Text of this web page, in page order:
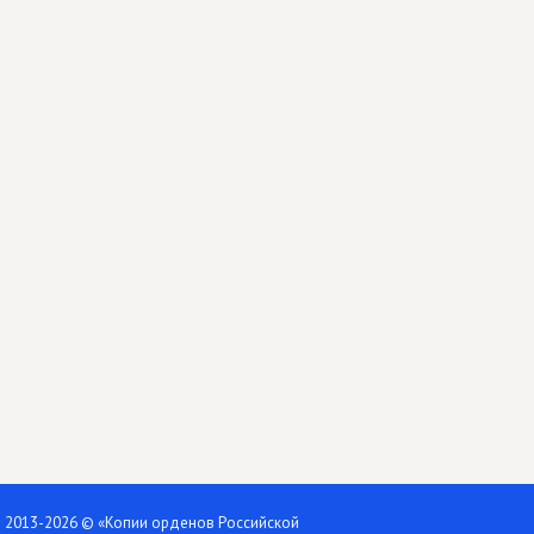
2013-2026 © «Копии орденов Российской